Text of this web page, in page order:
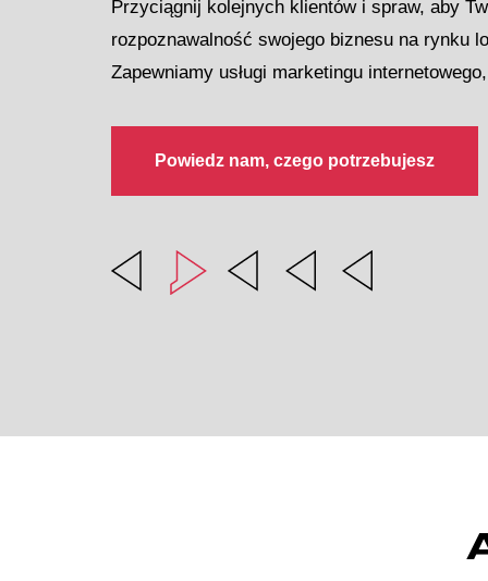
Przyciągnij kolejnych klientów i spraw, aby
rozpoznawalność swojego biznesu na rynku
Zapewniamy usługi marketingu
Powiedz nam, czego potrzebujesz